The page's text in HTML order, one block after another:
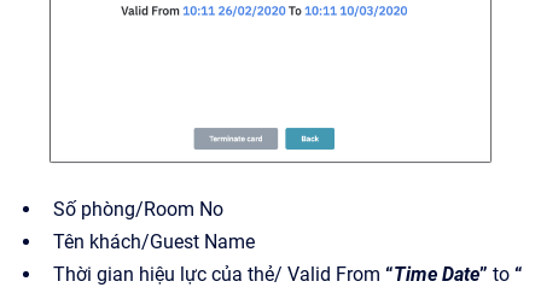
Số phòng/Room No
Tên khách/Guest Name
Thời gian hiệu lực của thẻ/ Valid From “Time Date” to “